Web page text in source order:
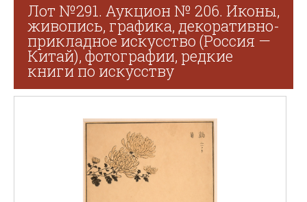
Лот №291. Аукцион № 206. Иконы,
живопись, графика, декоративно-
прикладное искусство (Россия —
Китай), фотографии, редкие
книги по искусству